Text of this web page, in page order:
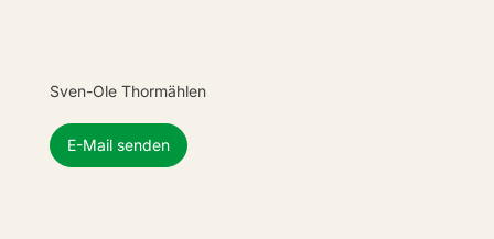
Sven-Ole Thormählen
E-Mail senden